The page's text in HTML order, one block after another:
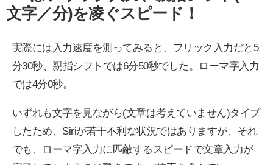
文字／分)を凌ぐスピード！
実際には入力速度を測ってみると、フリック入力だと5
分30秒、親指シフトでは6分50秒でした。ローマ字入力
では4分0秒。
いずれも文字を見ながら(文章は考えていません)タイプ
したため、Siriが若干不利な状況ではありますが、それ
でも、ローマ字入力に匹敵するスピードで文章入力が